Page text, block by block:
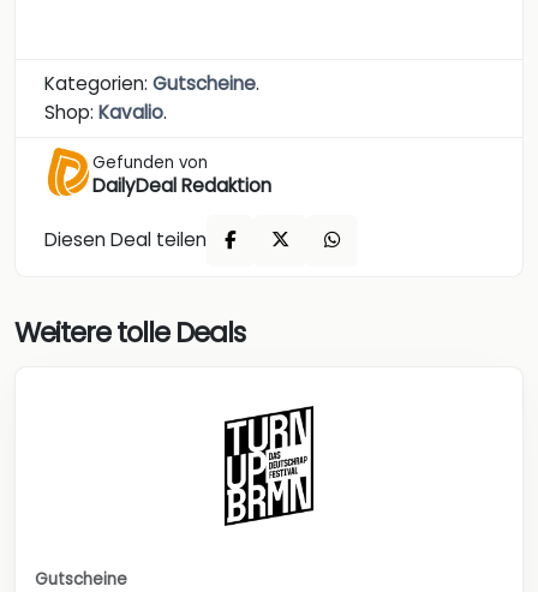
Kategorien: Gutscheine.
Shop: Kavalio.
Gefunden von
DailyDeal Redaktion
Diesen Deal teilen
Weitere tolle Deals
Gutscheine